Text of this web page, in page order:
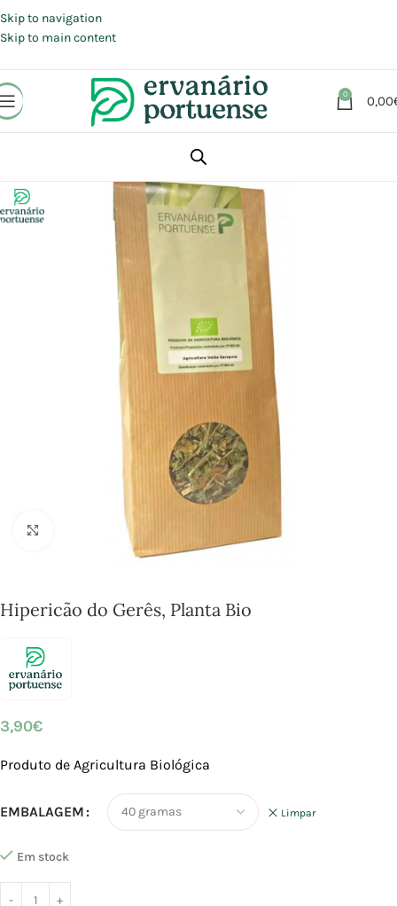
Skip to navigation
Skip to main content
0 0,00
Click to enlarge
Hipericão do Gerês, Planta Bio
3,90€
Produto de Agricultura Biológica
EMBALAGEM Limpar
Em stock